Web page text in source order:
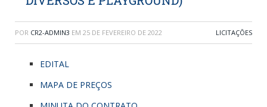
POR CR2-ADMIN3 EM 25 DE FEVEREIRO DE 2022 LICITAÇÕES
EDITAL
MAPA DE PREÇOS